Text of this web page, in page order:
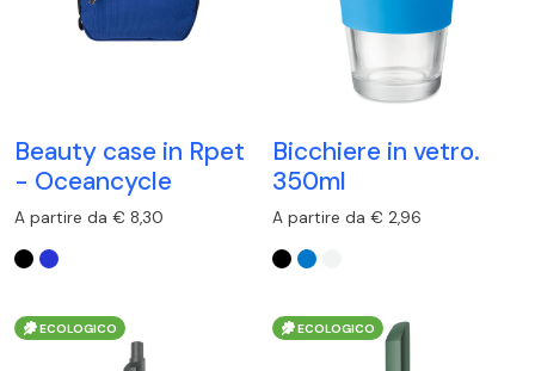
Beauty case in Rpet
- Oceancycle
A partire da € 8,30
Bicchiere in vetro.
350ml
A partire da € 2,96
ECOLOGICO ECOLOGICO